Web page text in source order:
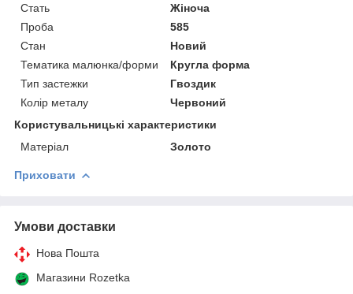
Стать
Жіноча
Проба
585
Стан
Новий
Тематика малюнка/форми
Кругла форма
Тип застежки
Гвоздик
Колір металу
Червоний
Користувальницькі характеристики
Матеріал
Золото
Приховати
Умови доставки
Нова Пошта
Магазини Rozetka